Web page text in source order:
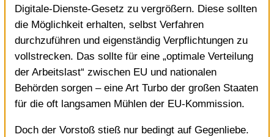
Digitale-Dienste-Gesetz zu vergrößern. Diese sollten
die Möglichkeit erhalten, selbst Verfahren
durchzuführen und eigenständig Verpflichtungen zu
vollstrecken. Das sollte für eine „optimale Verteilung
der Arbeitslast“ zwischen EU und nationalen
Behörden sorgen – eine Art Turbo der großen Staaten
für die oft langsamen Mühlen der EU-Kommission.
Doch der Vorstoß stieß nur bedingt auf Gegenliebe.